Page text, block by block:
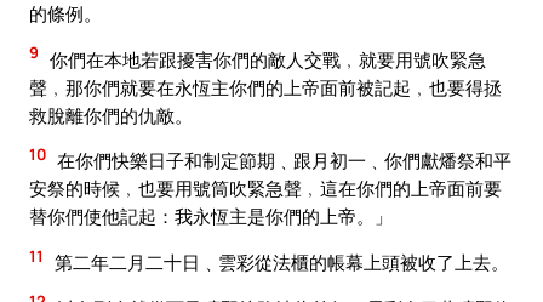
的條例。
9 你們在本地若跟擾害你們的敵人交戰﹐就要用號吹緊急
聲﹐那你們就要在永恆主你們的上帝面前被記起﹐也要得拯
救脫離你們的仇敵。
10 在你們快樂日子和制定節期﹑跟月初一﹑你們獻燔祭和平
安祭的時候﹐也要用號筒吹緊急聲﹐這在你們的上帝面前要
替你們使他記起：我永恆主是你們的上帝。」
11 第二年二月二十日﹑雲彩從法櫃的帳幕上頭被收了上去。